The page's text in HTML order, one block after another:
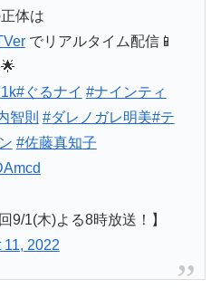
体は
でリアルタイム配信📱
#ぐるナイ #ナインティ
智則 #ダレノガレ明美#テ
#佐藤真知子
1(木)よる8時放送！】
11, 2022